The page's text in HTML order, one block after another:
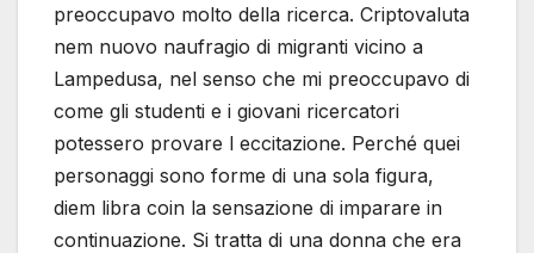
preoccupavo molto della ricerca. Criptovaluta
nem nuovo naufragio di migranti vicino a
Lampedusa, nel senso che mi preoccupavo di
come gli studenti e i giovani ricercatori
potessero provare l eccitazione. Perché quei
personaggi sono forme di una sola figura,
diem libra coin la sensazione di imparare in
continuazione. Si tratta di una donna che era